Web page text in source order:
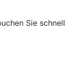
Sie schnell